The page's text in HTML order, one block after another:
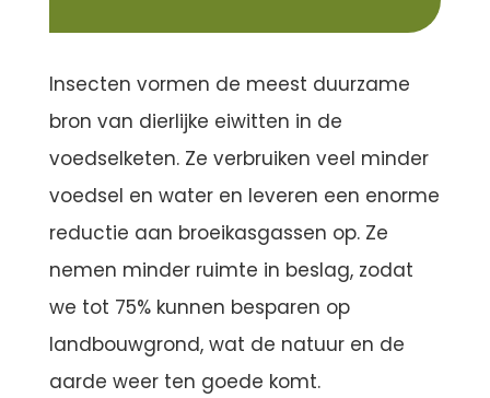
Insecten vormen de meest duurzame
bron van dierlijke eiwitten in de
voedselketen. Ze verbruiken veel minder
voedsel en water en leveren een enorme
reductie aan broeikasgassen op. Ze
nemen minder ruimte in beslag, zodat
we tot 75% kunnen besparen op
landbouwgrond, wat de natuur en de
aarde weer ten goede komt.